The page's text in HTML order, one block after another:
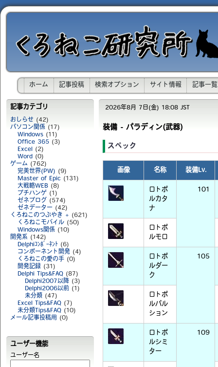
ホーム 記事投稿 検索オプション サイト情報 記事一覧
記事カテゴリ
おしらせ (42)
パソコン関係 (17)
Windows (11)
Office 365 (3)
Excel (2)
Word (0)
ゲーム (762)
完美世界(PW) (9)
Master of Epic (131)
大戦略WEB (8)
プチハンゲ (1)
ゼネブログ
(574)
ゼネデーター (42)
くろねこのつぶやき + (621)
くろねこモバイル (50)
Windows関係 (10)
開発系 (142)
Delphiｺﾝﾎﾟｰﾈﾝﾄ (6)
コンポーネント開発 (4)
くろねこの愛の手 (0)
開発記録 (31)
Delphi Tips&FAQ (87)
Delphi2007以降 (3)
Delphi2006以前 (1)
未分類 (47)
Excel Tips&FAQ (7)
未分類Tips&FAQ (10)
メール記事投稿用
(0)
ユーザー機能
ユーザー名
2026年8月 7日(金) 18:08 JST
装備 - パラディン(武器)
スペック
画像 名称 装備Lv.
ロトポ
ルカタ
ナ
101
ロトポ
ルモロ
ロトポ
ルダー
ク
105
ロトポ
ルパル
ション
ロトポ
ルシミ
ター
109